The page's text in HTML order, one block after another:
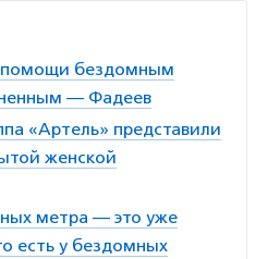
бездомным
— Фадеев
«Артель» представили
женской
метра — это уже
есть у бездомных